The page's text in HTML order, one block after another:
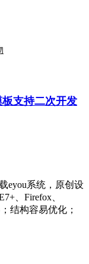
支持二次开发
eyou系统，原创设
、Firefox、
结构容易优化；